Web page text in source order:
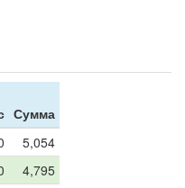
Сумма
5,054
4,795